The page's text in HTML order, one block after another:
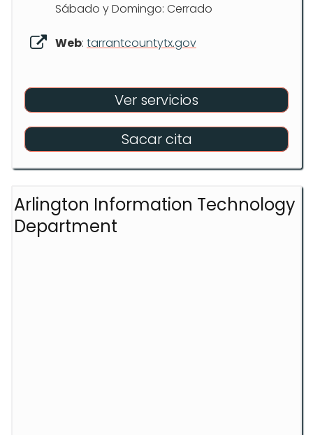
Sábado y Domingo: Cerrado
Web: tarrantcountytx.gov
Ver servicios
Sacar cita
Arlington Information Technology
Department